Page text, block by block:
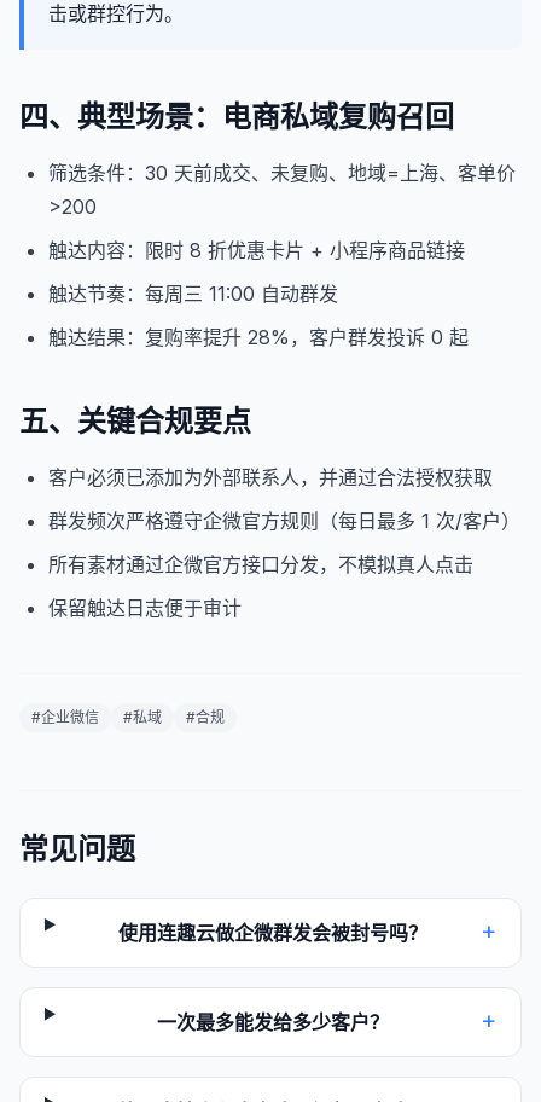
击或群控行为。
四、典型场景：电商私域复购召回
筛选条件：30 天前成交、未复购、地域=上海、客单价
>200
触达内容：限时 8 折优惠卡片 + 小程序商品链接
触达节奏：每周三 11:00 自动群发
触达结果：复购率提升 28%，客户群发投诉 0 起
五、关键合规要点
客户必须已添加为外部联系人，并通过合法授权获取
群发频次严格遵守企微官方规则（每日最多 1 次/客户）
所有素材通过企微官方接口分发，不模拟真人点击
保留触达日志便于审计
#企业微信 #私域 #合规
常见问题
使用连趣云做企微群发会被封号吗？ +
一次最多能发给多少客户？ +